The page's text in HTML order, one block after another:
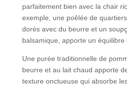
parfaitement bien avec la chair
exemple, une poêlée de
dorés avec du beurre et un
balsamique, apporte un équilibre
Une purée traditionnelle de
beurre et au lait chaud apporte
texture onctueuse qui absorbe